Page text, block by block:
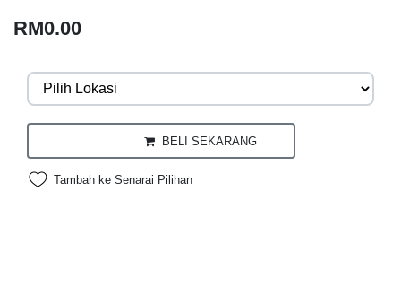
RM0.00
BELI SEKARANG
Tambah ke Senarai Pilihan